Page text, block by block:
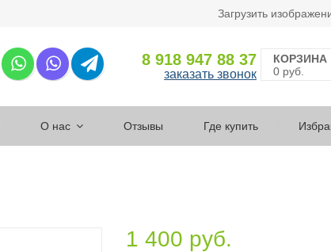
Загрузить
8 918 947 88 37
заказать звонок
КОРЗИНА
0 руб.
О нас Отзывы Где купить
1 400 руб.